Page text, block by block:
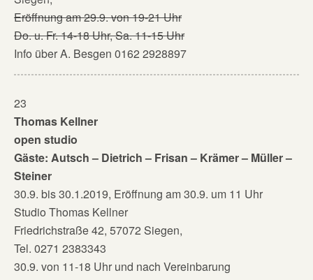
Eröffnung am 29.9. von 19-21 Uhr
Do. u. Fr. 14-18 Uhr, Sa. 11-15 Uhr
Info über A. Besgen 0162 2928897
23
Thomas Kellner
open studio
Gäste: Autsch – Dietrich – Frisan – Krämer – Müller –
Steiner
30.9. bis 30.1.2019, Eröffnung am 30.9. um 11 Uhr
Studio Thomas Kellner
Friedrichstraße 42, 57072 Siegen,
Tel. 0271 2383343
30.9. von 11-18 Uhr und nach Vereinbarung